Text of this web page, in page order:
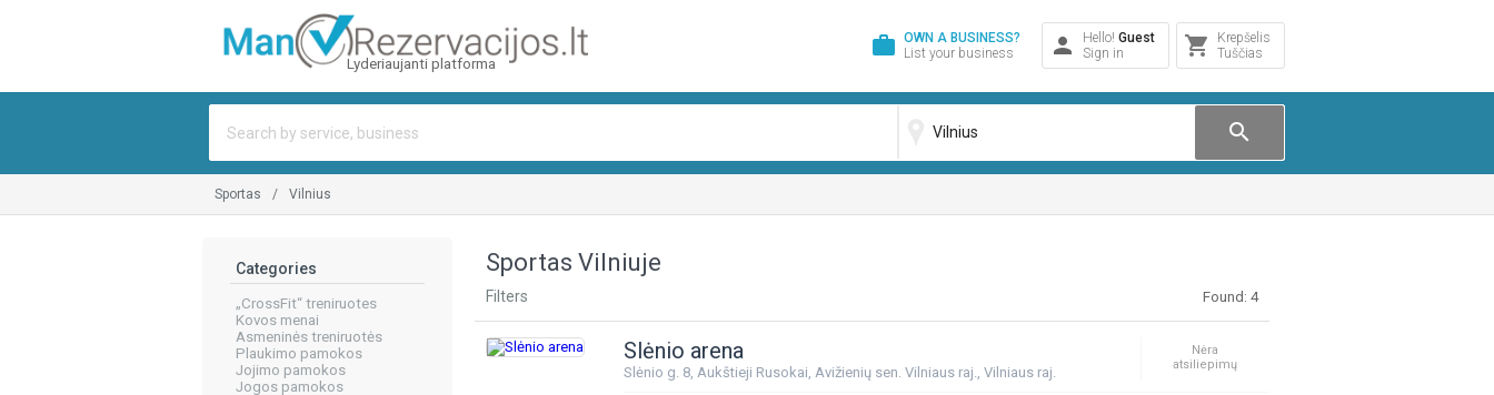
Lyderiaujanti platforma
work OWN A BUSINESS?
List your business
person Hello! Guest
Sign in
shopping_cart
Krepšelis
Tuščias
search
sportas vilnius
Sportas Vilniuje
Found: 4
Filters
Slėnio arena
Slėnio g. 8, Aukštieji Rusokai, Avižienių sen. Vilniaus raj., Vilniaus raj.
Nėra
atsiliepimų
Categories
„CrossFit“ treniruotes
Kovos menai
Asmeninės treniruotės
Plaukimo pamokos
Jojimo pamokos
Jogos pamokos